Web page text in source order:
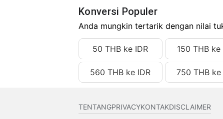
900.10 THB
900.11 THB
900.12 THB
900.13 THB
900.14 THB
900.16 THB
Konversi Populer
Anda mungkin tertarik dengan nilai
50 THB ke IDR 150 THB ke
560 THB ke IDR 750 THB ke
TENTANGPRIVACYKONTAKDISCLAIMER